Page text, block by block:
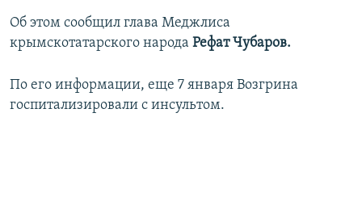
Об этом сообщил глава Меджлиса
крымскотатарского народа Рефат Чубаров.
По его информации, еще 7 января Возгрина
госпитализировали с инсультом.